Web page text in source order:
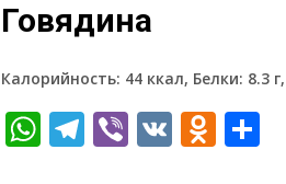
Говядина
Калорийность: 44 ккал, Белки: 8.3
WhatsApp
Telegram
Viber
VK